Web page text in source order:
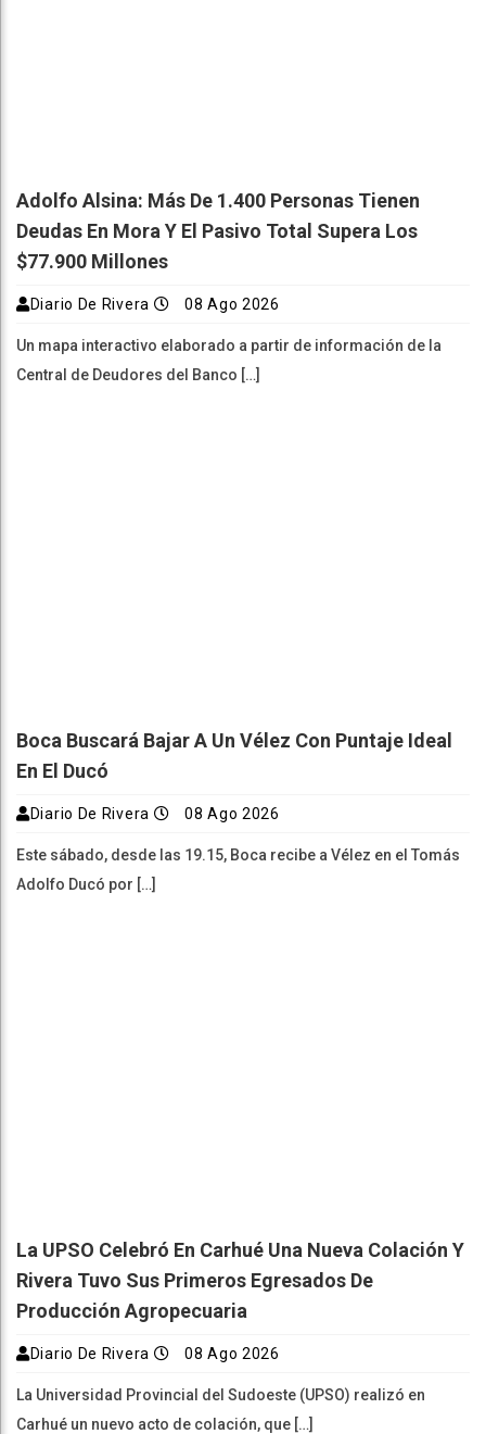
Adolfo Alsina: Más De 1.400 Personas Tienen
Deudas En Mora Y El Pasivo Total Supera Los
$77.900 Millones
Diario De Rivera 08 Ago 2026
Un mapa interactivo elaborado a partir de información de la
Central de Deudores del Banco […]
Boca Buscará Bajar A Un Vélez Con Puntaje Ideal
En El Ducó
Diario De Rivera 08 Ago 2026
Este sábado, desde las 19.15, Boca recibe a Vélez en el Tomás
Adolfo Ducó por […]
La UPSO Celebró En Carhué Una Nueva Colación Y
Rivera Tuvo Sus Primeros Egresados De
Producción Agropecuaria
Diario De Rivera 08 Ago 2026
La Universidad Provincial del Sudoeste (UPSO) realizó en
Carhué un nuevo acto de colación, que […]